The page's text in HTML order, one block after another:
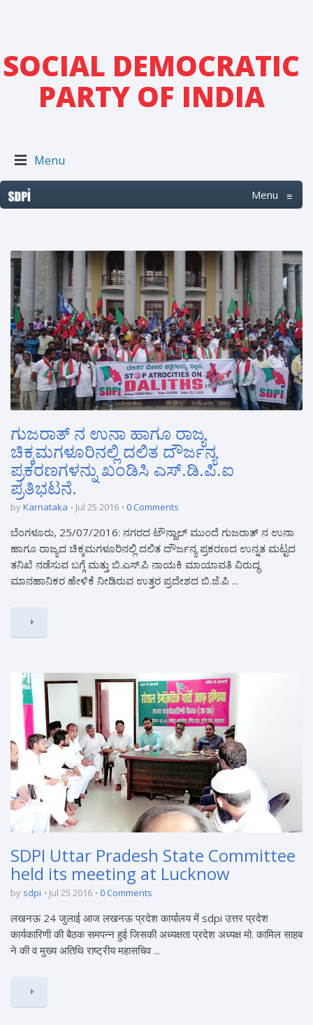
SOCIAL DEMOCRATIC
PARTY OF INDIA
Menu
Menu ≡
ಗುಜರಾತ್ ನ ಉನಾ ಹಾಗೂ ರಾಜ್ಯ
ಚಿಕ್ಕಮಗಳೂರಿನಲ್ಲಿ ದಲಿತ ದೌರ್ಜನ್ಯ
ಪ್ರಕರಣಗಳನ್ನು ಖಂಡಿಸಿ ಎಸ್.ಡಿ.ಪಿ.ಐ
ಪ್ರತಿಭಟನೆ.
byKarnataka Jul 25 2016 0 Comments
ಬೆಂಗಳೂರು, 25/07/2016: ನಗರದ ಟೌನ್ಹಾಲ್ ಮುಂದೆ ಗುಜರಾತ್ ನ ಉನಾ
ಹಾಗೂ ರಾಜ್ಯದ ಚಿಕ್ಕಮಗಳೂರಿನಲ್ಲಿ ದಲಿತ ದೌರ್ಜನ್ಯ ಪ್ರಕರಣದ ಉನ್ನತ ಮಟ್ಟದ
ತನಿಖೆ ನಡೆಸುವ ಬಗ್ಗೆ ಮತ್ತು ಬಿ.ಎಸ್.ಪಿ ನಾಯಕಿ ಮಾಯಾವತಿ ವಿರುದ್ಧ
ಮಾನಹಾನಿಕರ ಹೇಳಿಕೆ ನೀಡಿರುವ ಉತ್ತರ ಪ್ರದೇಶದ ಬಿ.ಜೆ.ಪಿ ...
SDPI Uttar Pradesh State Committee
held its meeting at Lucknow
by sdpi Jul 25 2016 0 Comments
लखनऊ 24 जुलाई आज लखनऊ प्रदेश कार्यालय में sdpi उत्तर प्रदेश
कार्यकारिणी की बैठक समपन्न हुई जिसकी अध्यक्षता प्रदेश अध्यक्ष मो. कामिल साहब
ने की व मुख्य अतिथि राष्ट्रीय महासचिव ...